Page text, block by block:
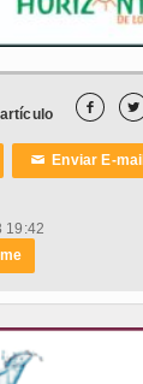
 
✉Enviar E-mail
19:42